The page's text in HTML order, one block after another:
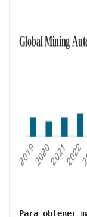
Para obtener